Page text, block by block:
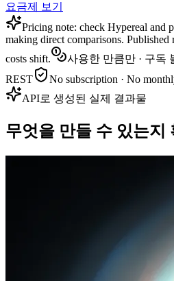
요금제 보기
Pricing note: check Hypereal and
making direct comparisons. Published
costs shift.
사용한 만큼만 · 구독
REST
No subscription · No
API로 생성된 실제 결과물
무엇을 만들 수 있는지